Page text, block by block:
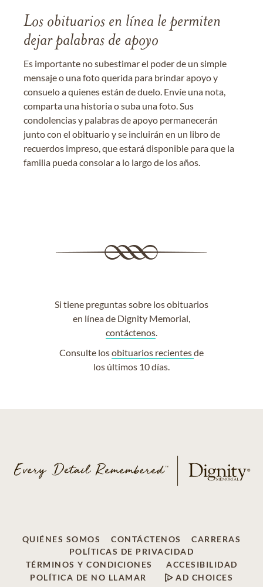
Los obituarios en línea le permiten
dejar palabras de apoyo
Es importante no subestimar el poder de un simple
mensaje o una foto querida para brindar apoyo y
consuelo a quienes están de duelo. Envíe una nota,
comparta una historia o suba una foto. Sus
condolencias y palabras de apoyo permanecerán
junto con el obituario y se incluirán en un libro de
recuerdos impreso, que estará disponible para que la
familia pueda consolar a lo largo de los años.
Si tiene preguntas sobre los obituarios
en línea de Dignity Memorial,
contáctenos.
Consulte losobituarios recientesde
los últimos 10 días.
QUIÉNES SOMOS CONTÁCTENOS
CARRERAS
POLÍTICAS DE PRIVACIDAD
TÉRMINOS Y CONDICIONES
ACCESIBILIDAD
POLÍTICA DE NO LLAMAR
AD CHOICES